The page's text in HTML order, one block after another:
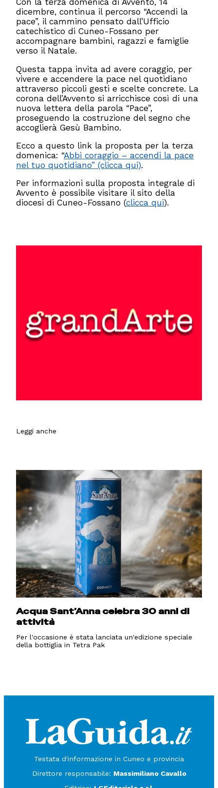
Con la terza domenica di Avvento, 14
dicembre, continua il percorso “Accendi la
pace”, il cammino pensato dall’Ufficio
catechistico di Cuneo-Fossano per
accompagnare bambini, ragazzi e famiglie
verso il Natale.
Questa tappa invita ad avere coraggio, per
vivere e accendere la pace nel quotidiano
attraverso piccoli gesti e scelte concrete. La
corona dell’Avvento si arricchisce così di una
nuova lettera della parola “Pace”,
proseguendo la costruzione del segno che
accoglierà Gesù Bambino.
Ecco a questo link la proposta per la terza
domenica: “Abbi coraggio – accendi la pace
nel tuo quotidiano” (clicca qui).
Per informazioni sulla proposta integrale di
Avvento è possibile visitare il sito della
diocesi di Cuneo-Fossano (clicca qui).
Leggi anche
Acqua Sant’Anna celebra 30 anni di
attività
Per l'occasione è stata lanciata un'edizione speciale
della bottiglia in Tetra Pak
Testata d'informazione in Cuneo e provincia
Direttore responsabile: Massimiliano Cavallo